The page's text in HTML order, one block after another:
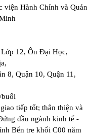
viện Hành Chính và Quản
Lớp 12, Ôn Đại Học,
8, Quận 10, Quận 11,
tiếp tốt; thân thiện và
đầu ngành kinh tế -
Bến tre khối C00 năm